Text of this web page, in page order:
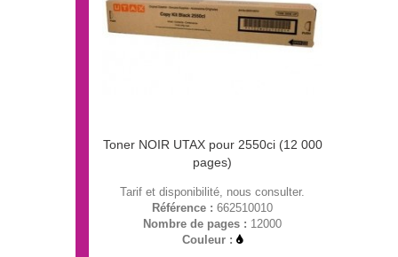
Toner NOIR UTAX pour 2550ci (12 000
pages)
Tarif et disponibilité, nous consulter.
Référence : 662510010
Nombre de pages : 12000
Couleur :